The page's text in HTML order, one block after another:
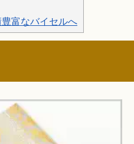
富なバイセルへ